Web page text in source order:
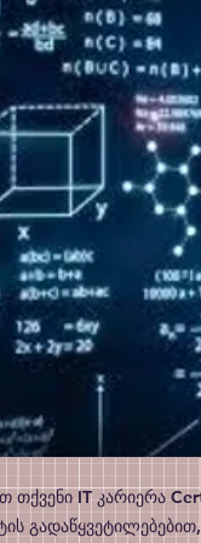
თქვენი IT კარიერა